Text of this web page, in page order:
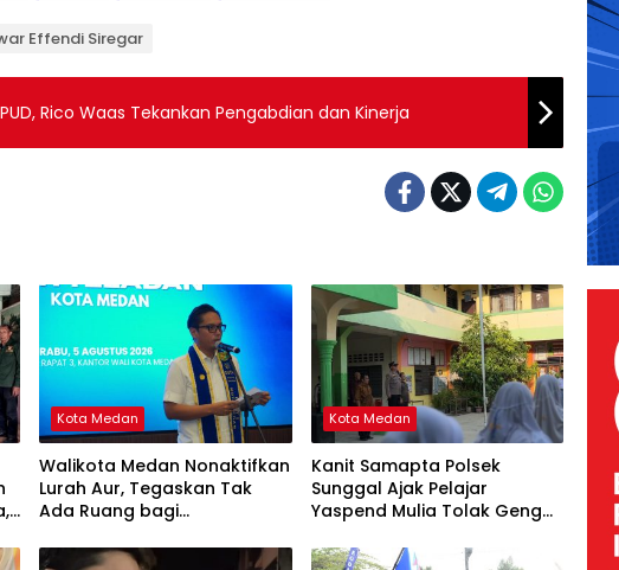
Effendi Siregar
Rico Waas Tekankan Pengabdian dan Kinerja
Kota Medan
Walikota Medan Nonaktifkan
Lurah Aur, Tegaskan Tak
Ada Ruang bagi
Kota Medan
Kanit Samapta Polsek
Sunggal Ajak Pelajar
Yaspend Mulia Tolak Geng
Narkoba